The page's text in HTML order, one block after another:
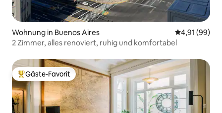
Wohnung in Buenos Aires
4,91 (99)
2 Zimmer, alles renoviert, ruhig und komfortabel
Beliebter Gäste-Favorit.
Gäste-Favorit